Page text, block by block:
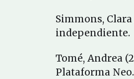
Simmons, Clara
independiente.
Tomé, Andrea
Plataforma Neo.